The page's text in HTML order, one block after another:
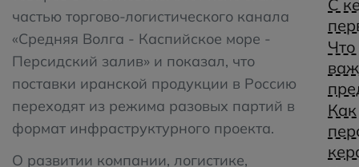
частью торгово-логистического канала
«Средняя Волга - Каспийское море -
Персидский залив» и показал, что
поставки иранской продукции в Россию
переходят из режима разовых партий в
формат инфраструктурного проекта.
О развитии компании, логистике,
С